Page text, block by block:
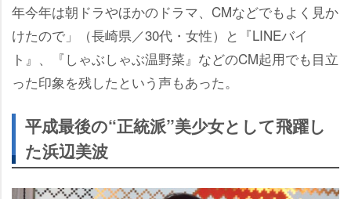
年今年は朝ドラやほかのドラマ、CMなどでもよく見か
けたので」（長崎県／30代・女性）と『LINEバイ
ト』、『しゃぶしゃぶ温野菜』などのCM起用でも目立
った印象を残したという声もあった。
平成最後の“正統派”美少女として飛躍し
た浜辺美波